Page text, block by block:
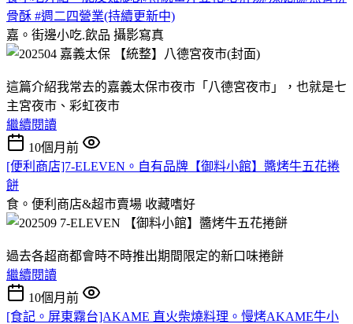
骨酥 #週二四營業(持續更新中)
嘉。街邊小吃.飲品 攝影寫真
這篇介紹我常去的嘉義太保市夜市「八德宮夜市」，也就是七
主宮夜市、彩虹夜市
繼續閱讀
10個月前
[便利商店]7-ELEVEN。自有品牌【御料小館】醬烤牛五花捲
餅
食。便利商店&超市賣場 收藏嗜好
過去各超商都會時不時推出期間限定的新口味捲餅
繼續閱讀
10個月前
[食記。屏東霧台]AKAME 直火柴燒料理。慢烤AKAME牛小